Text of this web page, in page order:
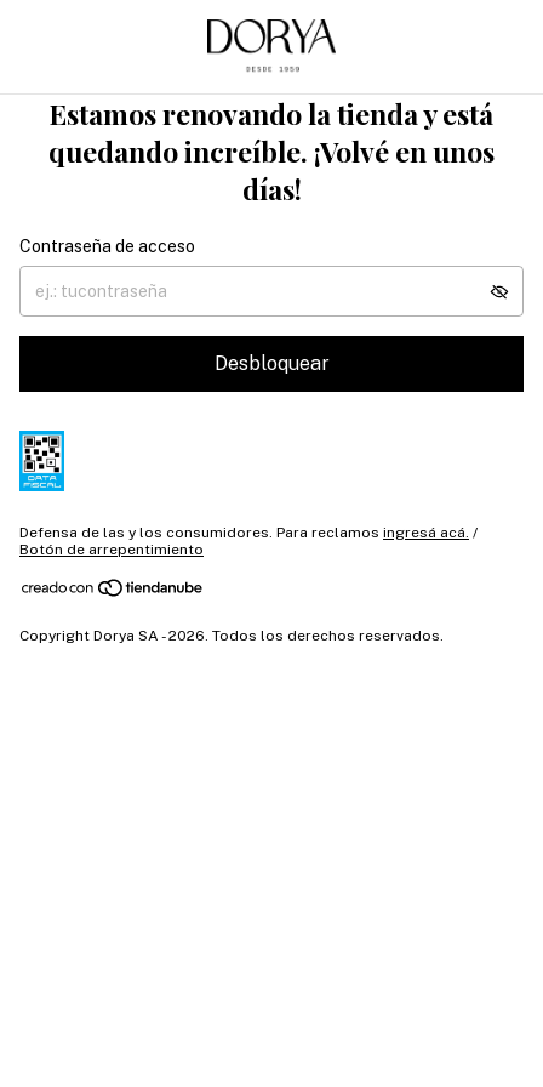
Estamos renovando la tienda y está
quedando increíble. ¡Volvé en unos
días!
Contraseña de acceso
Desbloquear
Defensa de las y los consumidores. Para reclamos ingresá acá. /
Botón de arrepentimiento
Copyright Dorya SA - 2026. Todos los derechos reservados.